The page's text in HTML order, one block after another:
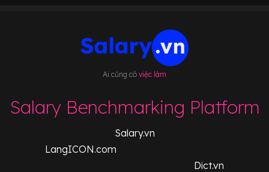
Ai cũng có việc làm
Salary Benchmarking Platform
Salary.vn
LangICON.com
Dict.vn